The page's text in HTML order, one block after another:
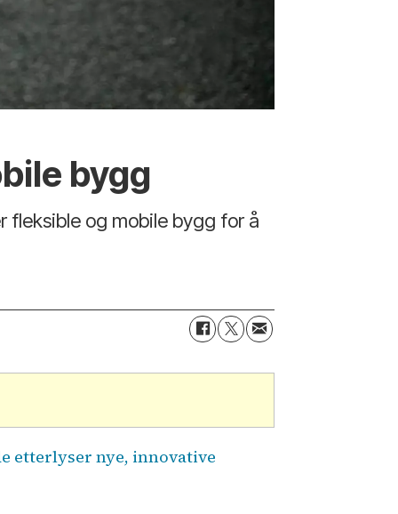
bygg
fleksible og mobile bygg for å
etterlyser nye, innovative